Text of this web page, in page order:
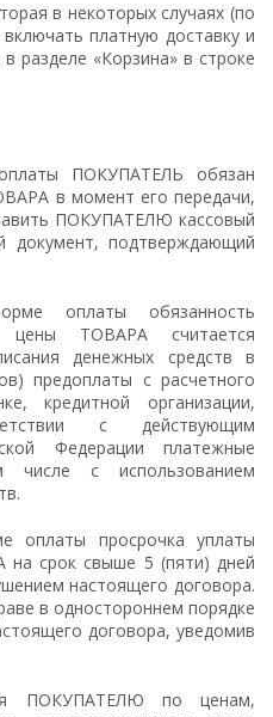
в некоторых случаях (по
платную доставку и
разделе «Корзина» в строке
ПОКУПАТЕЛЬ обязан
в момент его передачи,
ПОКУПАТЕЛЮ кассовый
документ, подтверждающий
оплаты обязанность
ТОВАРА считается
денежных средств в
предоплаты с расчетного
кредитной организации,
с действующим
Федерации платежные
с использованием
оплаты просрочка уплаты
срок свыше 5 (пяти) дней
настоящего договора.
в одностороннем порядке
договора, уведомив
ПОКУПАТЕЛЮ по ценам,